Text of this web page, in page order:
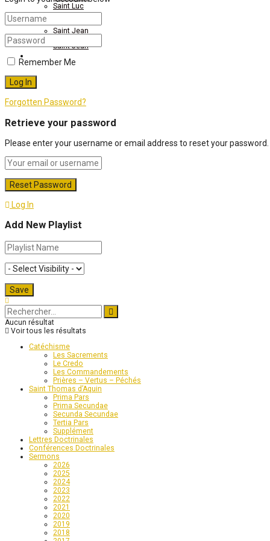
Saint Luc
Saint Jean
Saint Jean
Remember Me
Forgotten Password?
Retrieve your password
Please enter your username or email address to reset your password.
Log In
Add New Playlist
Aucun résultat
Voir tous les résultats
Catéchisme
Les Sacrements
Le Credo
Les Commandements
Prières – Vertus – Péchés
Saint Thomas d’Aquin
Prima Pars
Prima Secundae
Secunda Secundae
Tertia Pars
Supplément
Lettres Doctrinales
Conférences Doctrinales
Sermons
2026
2025
2024
2023
2022
2021
2020
2019
2018